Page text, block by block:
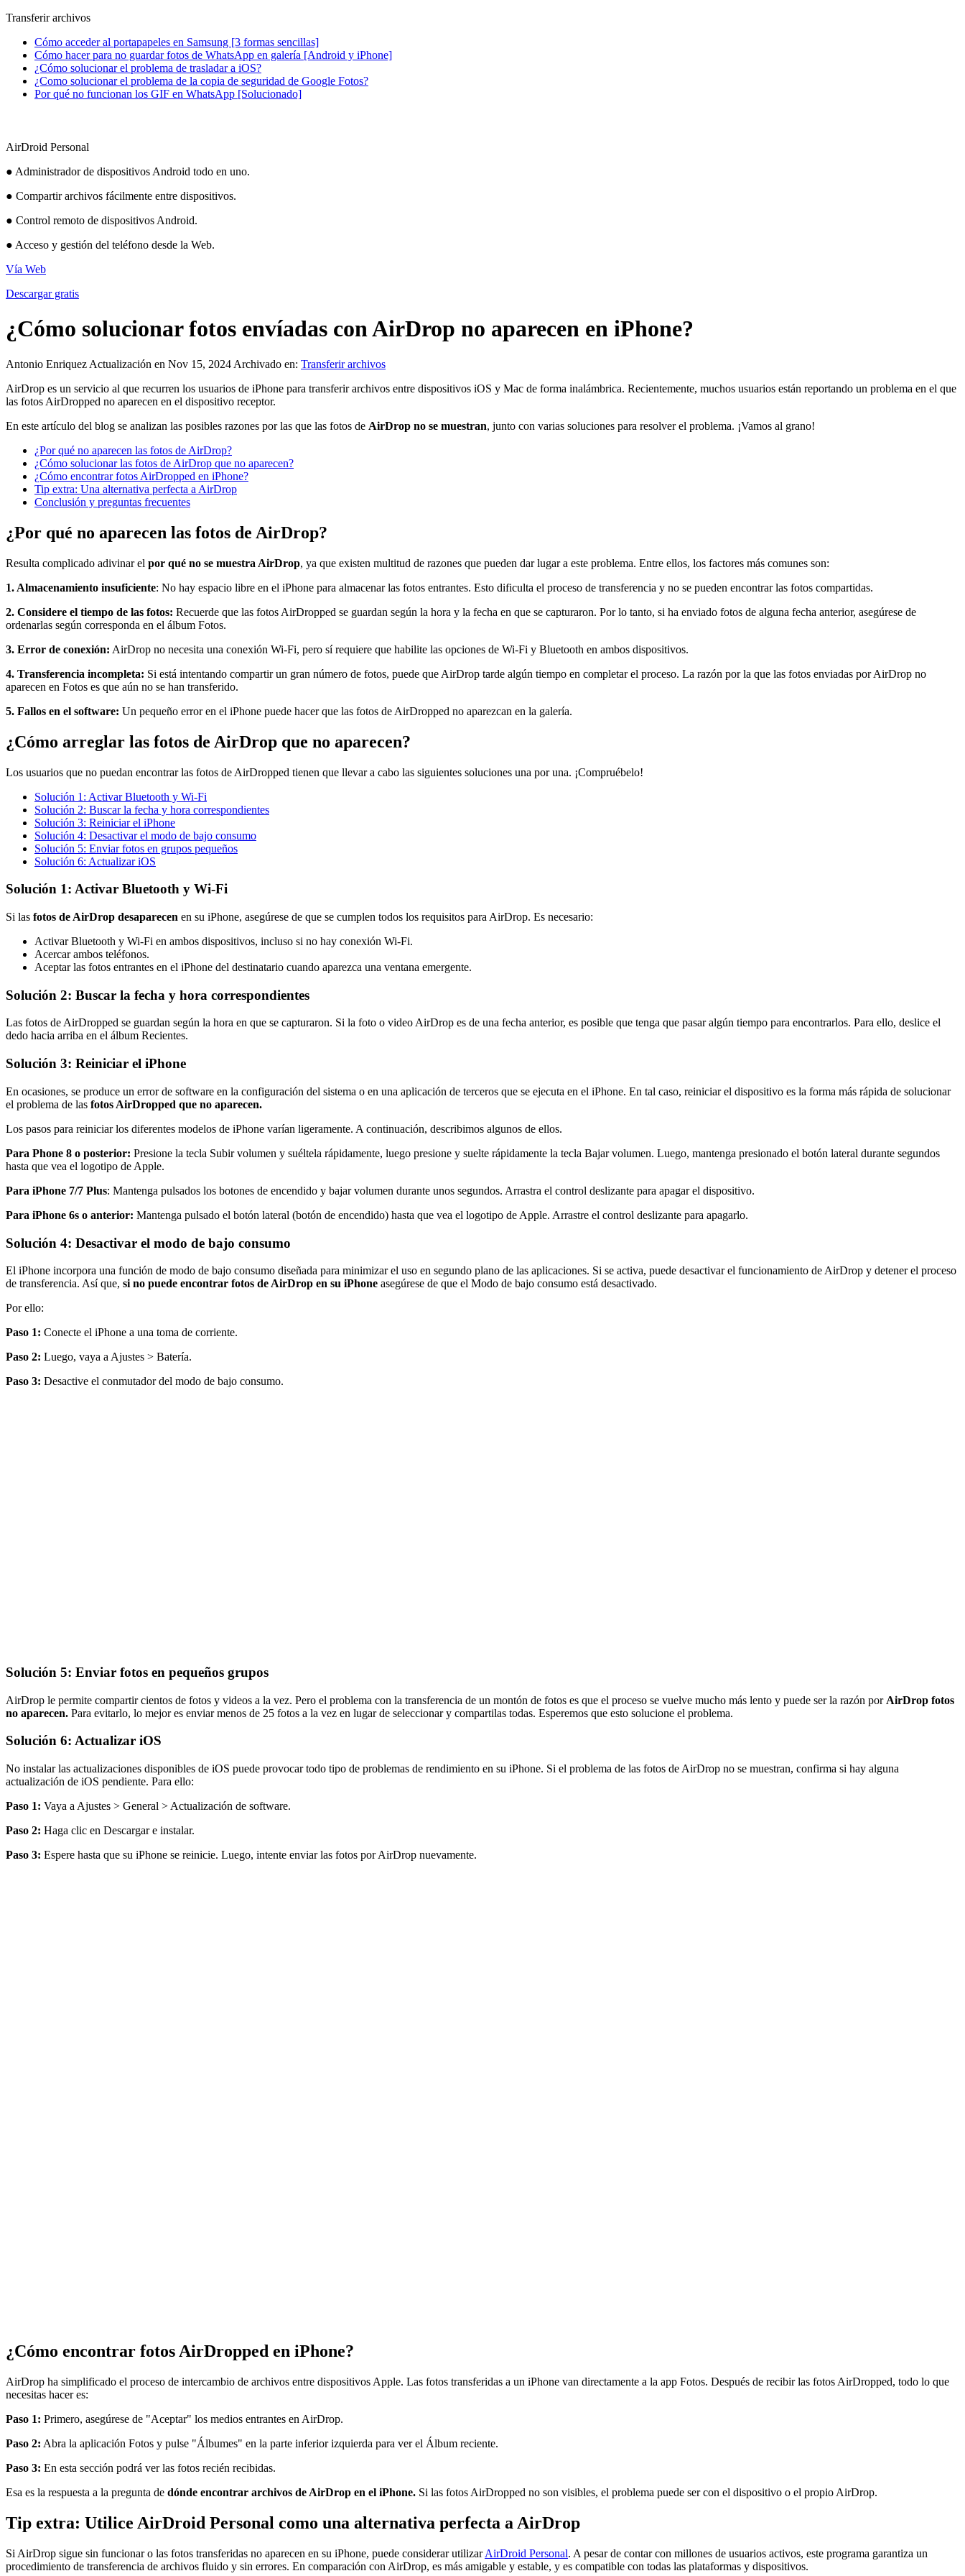
Transferir archivos
Cómo acceder al portapapeles en Samsung [3 formas sencillas]
Cómo hacer para no guardar fotos de WhatsApp en galería [Android y iPhone]
¿Cómo solucionar el problema de trasladar a iOS?
¿Como solucionar el problema de la copia de seguridad de Google Fotos?
Por qué no funcionan los GIF en WhatsApp [Solucionado]
AirDroid Personal
● Administrador de dispositivos Android todo en uno.
● Compartir archivos fácilmente entre dispositivos.
● Control remoto de dispositivos Android.
● Acceso y gestión del teléfono desde la Web.
Vía Web
Descargar gratis
¿Cómo solucionar fotos envíadas con AirDrop no aparecen en iPhone?
Antonio Enriquez Actualización en Nov 15, 2024 Archivado en: Transferir archivos
AirDrop es un servicio al que recurren los usuarios de iPhone para transferir archivos entre dispositivos iOS y Mac de forma inalámbrica. Recientemente, muchos usuarios están reportando un problema en el que
las fotos AirDropped no aparecen en el dispositivo receptor.
En este artículo del blog se analizan las posibles razones por las que las fotos de AirDrop no se muestran, junto con varias soluciones para resolver el problema. ¡Vamos al grano!
¿Por qué no aparecen las fotos de AirDrop?
¿Cómo solucionar las fotos de AirDrop que no aparecen?
¿Cómo encontrar fotos AirDropped en iPhone?
Tip extra: Una alternativa perfecta a AirDrop
Conclusión y preguntas frecuentes
¿Por qué no aparecen las fotos de AirDrop?
Resulta complicado adivinar el por qué no se muestra AirDrop, ya que existen multitud de razones que pueden dar lugar a este problema. Entre ellos, los factores más comunes son:
1. Almacenamiento insuficiente: No hay espacio libre en el iPhone para almacenar las fotos entrantes. Esto dificulta el proceso de transferencia y no se pueden encontrar las fotos compartidas.
2. Considere el tiempo de las fotos: Recuerde que las fotos AirDropped se guardan según la hora y la fecha en que se capturaron. Por lo tanto, si ha enviado fotos de alguna fecha anterior, asegúrese de
ordenarlas según corresponda en el álbum Fotos.
3. Error de conexión: AirDrop no necesita una conexión Wi-Fi, pero sí requiere que habilite las opciones de Wi-Fi y Bluetooth en ambos dispositivos.
4. Transferencia incompleta: Si está intentando compartir un gran número de fotos, puede que AirDrop tarde algún tiempo en completar el proceso. La razón por la que las fotos enviadas por AirDrop no
aparecen en Fotos es que aún no se han transferido.
5. Fallos en el software: Un pequeño error en el iPhone puede hacer que las fotos de AirDropped no aparezcan en la galería.
¿Cómo arreglar las fotos de AirDrop que no aparecen?
Los usuarios que no puedan encontrar las fotos de AirDropped tienen que llevar a cabo las siguientes soluciones una por una. ¡Compruébelo!
Solución 1: Activar Bluetooth y Wi-Fi
Solución 2: Buscar la fecha y hora correspondientes
Solución 3: Reiniciar el iPhone
Solución 4: Desactivar el modo de bajo consumo
Solución 5: Enviar fotos en grupos pequeños
Solución 6: Actualizar iOS
Solución 1: Activar Bluetooth y Wi-Fi
Si las fotos de AirDrop desaparecen en su iPhone, asegúrese de que se cumplen todos los requisitos para AirDrop. Es necesario:
Activar Bluetooth y Wi-Fi en ambos dispositivos, incluso si no hay conexión Wi-Fi.
Acercar ambos teléfonos.
Aceptar las fotos entrantes en el iPhone del destinatario cuando aparezca una ventana emergente.
Solución 2: Buscar la fecha y hora correspondientes
Las fotos de AirDropped se guardan según la hora en que se capturaron. Si la foto o video AirDrop es de una fecha anterior, es posible que tenga que pasar algún tiempo para encontrarlos. Para ello, deslice el
dedo hacia arriba en el álbum Recientes.
Solución 3: Reiniciar el iPhone
En ocasiones, se produce un error de software en la configuración del sistema o en una aplicación de terceros que se ejecuta en el iPhone. En tal caso, reiniciar el dispositivo es la forma más rápida de solucionar
el problema de las fotos AirDropped que no aparecen.
Los pasos para reiniciar los diferentes modelos de iPhone varían ligeramente. A continuación, describimos algunos de ellos.
Para Phone 8 o posterior: Presione la tecla Subir volumen y suéltela rápidamente, luego presione y suelte rápidamente la tecla Bajar volumen. Luego, mantenga presionado el botón lateral durante segundos
hasta que vea el logotipo de Apple.
Para iPhone 7/7 Plus: Mantenga pulsados los botones de encendido y bajar volumen durante unos segundos. Arrastra el control deslizante para apagar el dispositivo.
Para iPhone 6s o anterior: Mantenga pulsado el botón lateral (botón de encendido) hasta que vea el logotipo de Apple. Arrastre el control deslizante para apagarlo.
Solución 4: Desactivar el modo de bajo consumo
El iPhone incorpora una función de modo de bajo consumo diseñada para minimizar el uso en segundo plano de las aplicaciones. Si se activa, puede desactivar el funcionamiento de AirDrop y detener el proceso
de transferencia. Así que, si no puede encontrar fotos de AirDrop en su iPhone asegúrese de que el Modo de bajo consumo está desactivado.
Por ello:
Paso 1: Conecte el iPhone a una toma de corriente.
Paso 2: Luego, vaya a Ajustes > Batería.
Paso 3: Desactive el conmutador del modo de bajo consumo.
Solución 5: Enviar fotos en pequeños grupos
AirDrop le permite compartir cientos de fotos y videos a la vez. Pero el problema con la transferencia de un montón de fotos es que el proceso se vuelve mucho más lento y puede ser la razón por AirDrop fotos
no aparecen. Para evitarlo, lo mejor es enviar menos de 25 fotos a la vez en lugar de seleccionar y compartilas todas. Esperemos que esto solucione el problema.
Solución 6: Actualizar iOS
No instalar las actualizaciones disponibles de iOS puede provocar todo tipo de problemas de rendimiento en su iPhone. Si el problema de las fotos de AirDrop no se muestran, confirma si hay alguna
actualización de iOS pendiente. Para ello:
Paso 1: Vaya a Ajustes > General > Actualización de software.
Paso 2: Haga clic en Descargar e instalar.
Paso 3: Espere hasta que su iPhone se reinicie. Luego, intente enviar las fotos por AirDrop nuevamente.
¿Cómo encontrar fotos AirDropped en iPhone?
AirDrop ha simplificado el proceso de intercambio de archivos entre dispositivos Apple. Las fotos transferidas a un iPhone van directamente a la app Fotos. Después de recibir las fotos AirDropped, todo lo que
necesitas hacer es:
Paso 1: Primero, asegúrese de "Aceptar" los medios entrantes en AirDrop.
Paso 2: Abra la aplicación Fotos y pulse "Álbumes" en la parte inferior izquierda para ver el Álbum reciente.
Paso 3: En esta sección podrá ver las fotos recién recibidas.
Esa es la respuesta a la pregunta de dónde encontrar archivos de AirDrop en el iPhone. Si las fotos AirDropped no son visibles, el problema puede ser con el dispositivo o el propio AirDrop.
Tip extra: Utilice AirDroid Personal como una alternativa perfecta a AirDrop
Si AirDrop sigue sin funcionar o las fotos transferidas no aparecen en su iPhone, puede considerar utilizarAirDroid Personal. A pesar de contar con millones de usuarios activos, este programa garantiza un
procedimiento de transferencia de archivos fluido y sin errores. En comparación con AirDrop, es más amigable y estable, y es compatible con todas las plataformas y dispositivos.